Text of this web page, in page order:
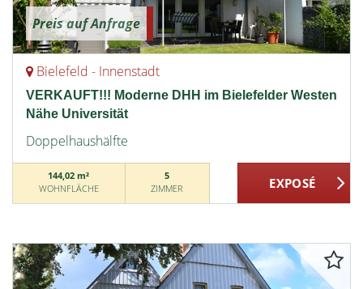
Preis auf Anfrage
Bielefeld - Innenstadt
VERKAUFT!!! Moderne DHH im Bielefelder Westen
Nähe Universität
Doppelhaushälfte
144,02 m²
WOHNFLÄCHE
5
ZIMMER